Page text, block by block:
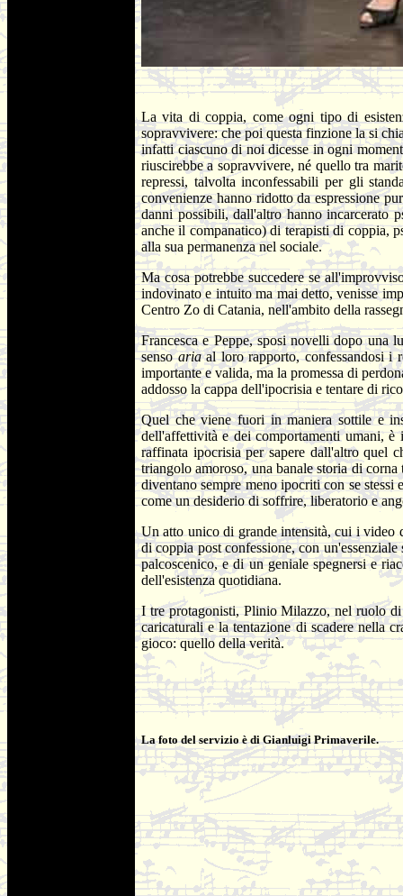
La vita di coppia, come ogni tipo di
sopravvivere: che poi questa finzione la si
infatti ciascuno di noi dicesse in ogni
riuscirebbe a sopravvivere, né quello tra
repressi, talvolta inconfessabili per gli
convenienze hanno ridotto da espressione
danni possibili, dall'altro hanno incarcerato
anche il companatico) di terapisti di coppia,
alla sua permanenza nel sociale.
Ma cosa potrebbe succedere se
indovinato e intuito ma mai detto, venisse
Centro Zo di Catania, nell'ambito della
Francesca e Peppe, sposi novelli dopo una
sensoariaal loro rapporto, confessandosi i
importante e valida, ma la promessa di
addosso la cappa dell'ipocrisia e tentare di
Quel che viene fuori in maniera sottile e
dell'affettività e dei comportamenti umani, è
raffinata ipocrisia per sapere dall'altro quel
triangolo amoroso, una banale storia di
diventano sempre meno ipocriti con se
come un desiderio di soffrire, liberatorio e
Un atto unico di grande intensità, cui i video
di coppia post confessione, con
palcoscenico, e di un geniale spegnersi e
dell'esistenza quotidiana.
I tre protagonisti, Plinio Milazzo, nel ruolo di
caricaturali e la tentazione di scadere nella
gioco: quello della verità.
La foto del servizio è di Gianluigi Primaverile.